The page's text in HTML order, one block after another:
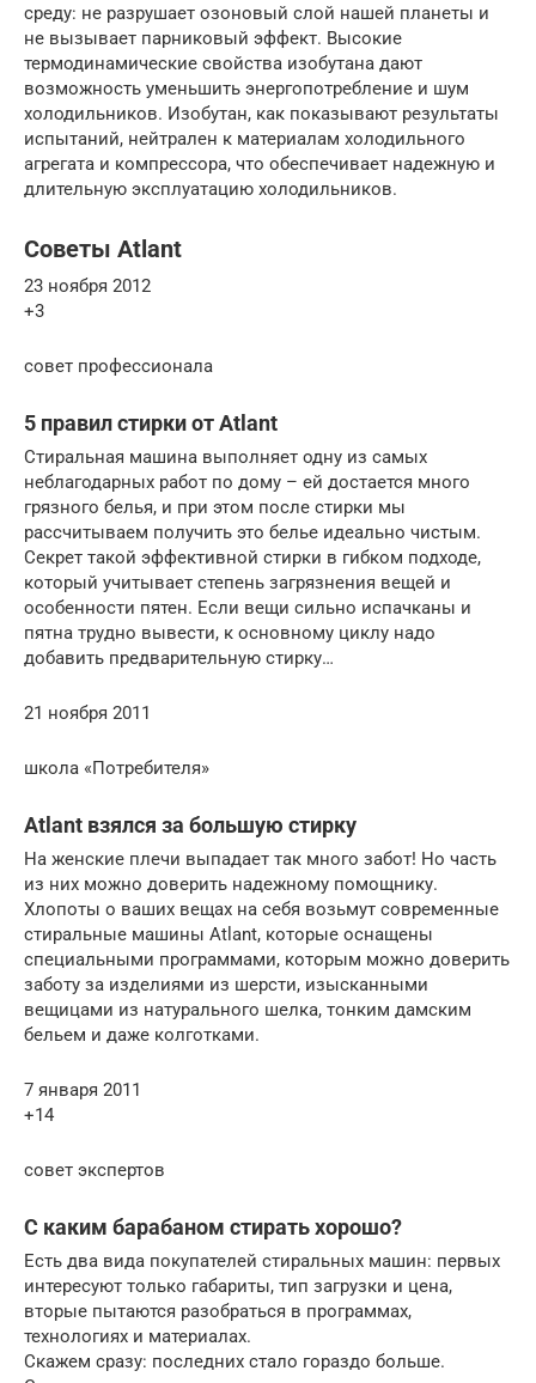
среду: не разрушает озоновый слой нашей планеты и
не вызывает парниковый эффект. Высокие
термодинамические свойства изобутана дают
возможность уменьшить энергопотребление и шум
холодильников. Изобутан, как показывают результаты
испытаний, нейтрален к материалам холодильного
агрегата и компрессора, что обеспечивает надежную и
длительную эксплуатацию холодильников.
Советы Atlant
23 ноября 2012
+3
совет профессионала
5 правил стирки от Atlant
Стиральная машина выполняет одну из самых
неблагодарных работ по дому – ей достается много
грязного белья, и при этом после стирки мы
рассчитываем получить это белье идеально чистым.
Секрет такой эффективной стирки в гибком подходе,
который учитывает степень загрязнения вещей и
особенности пятен. Если вещи сильно испачканы и
пятна трудно вывести, к основному циклу надо
добавить предварительную стирку…
21 ноября 2011
школа «Потребителя»
Atlant взялся за большую стирку
На женские плечи выпадает так много забот! Но часть
из них можно доверить надежному помощнику.
Хлопоты о ваших вещах на себя возьмут современные
стиральные машины Atlant, которые оснащены
специальными программами, которым можно доверить
заботу за изделиями из шерсти, изысканными
вещицами из натурального шелка, тонким дамским
бельем и даже колготками.
7 января 2011
+14
совет экспертов
С каким барабаном стирать хорошо?
Есть два вида покупателей стиральных машин: первых
интересуют только габариты, тип загрузки и цена,
вторые пытаются разобраться в программах,
технологиях и материалах.
Скажем сразу: последних стало гораздо больше.